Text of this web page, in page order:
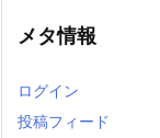
メタ情報
ログイン
投稿フィード